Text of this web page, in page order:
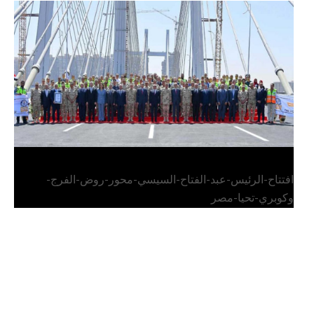
الرئيس عبد الفتاح السيسي يفتتح محور روض الفرج
وكوبري تحيا مصر
افتتاح-الرئيس-عبد-الفتاح-السيسي-محور-روض-الفرج-
وكوبري-تحيا-مصر